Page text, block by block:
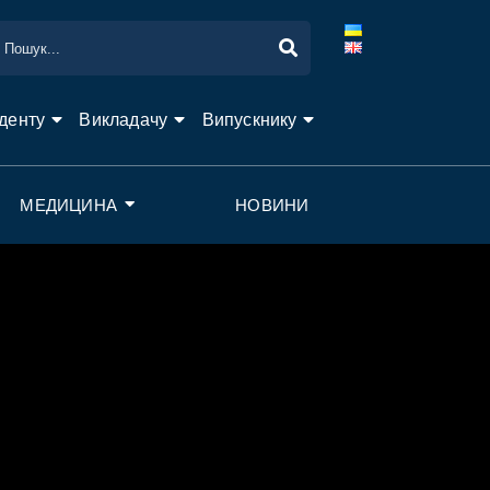
Викладачу Випускнику
МЕДИЦИНА НОВИНИ